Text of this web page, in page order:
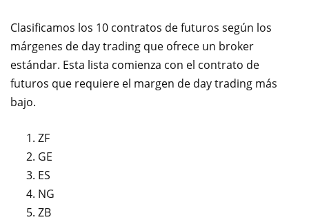
Clasificamos los 10 contratos de futuros según los
márgenes de day trading que ofrece un broker
estándar. Esta lista comienza con el contrato de
futuros que requiere el margen de day trading más
bajo.
ZF
GE
ES
NG
ZB